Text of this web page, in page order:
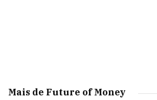
Mais de Future of Money